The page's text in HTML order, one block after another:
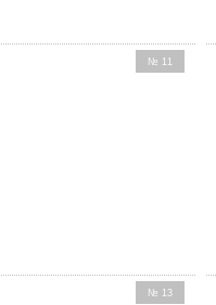
№ 11
№ 13